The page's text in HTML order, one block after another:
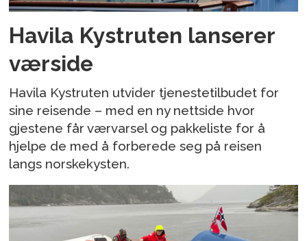
Havila Kystruten lanserer
værside
Havila Kystruten utvider tjenestetilbudet for
sine reisende – med en ny nettside hvor
gjestene får værvarsel og pakkeliste for å
hjelpe de med å forberede seg på reisen
langs norskekysten.